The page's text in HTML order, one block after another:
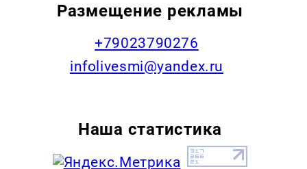
Размещение рекламы
+79023790276
infolivesmi@yandex.ru
Наша статистика